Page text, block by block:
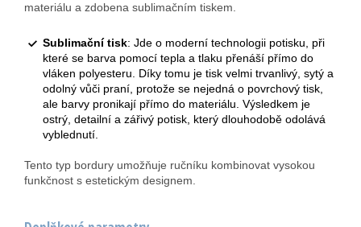
materiálu a zdobena sublimačním tiskem.
Sublimační tisk: Jde o moderní technologii potisku, při
které se barva pomocí tepla a tlaku přenáší přímo do
vláken polyesteru. Díky tomu je tisk velmi trvanlivý, sytý a
odolný vůči praní, protože se nejedná o povrchový tisk,
ale barvy pronikají přímo do materiálu. Výsledkem je
ostrý, detailní a zářivý potisk, který dlouhodobě odolává
vyblednutí.
Tento typ bordury umožňuje ručníku kombinovat vysokou
funkčnost s estetickým designem.